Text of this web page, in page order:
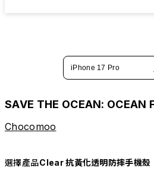
iPhone 17 Pro
SAVE THE OCEAN: OCEAN
Chocomoo
選擇產品Clear 抗黃化透明防摔手機殼